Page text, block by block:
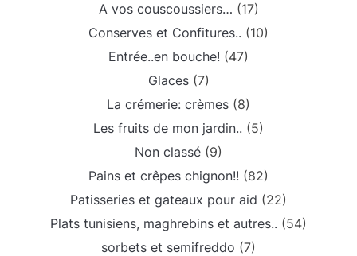
A vos couscoussiers… (17)
Conserves et Confitures.. (10)
Entrée..en bouche! (47)
Glaces(7)
La crémerie: crèmes (8)
Les fruits de mon jardin.. (5)
Non classé (9)
Pains et crêpes chignon!! (82)
Patisseries et gateaux pour aid (22)
Plats tunisiens, maghrebins et autres.. (54)
sorbets et semifreddo (7)